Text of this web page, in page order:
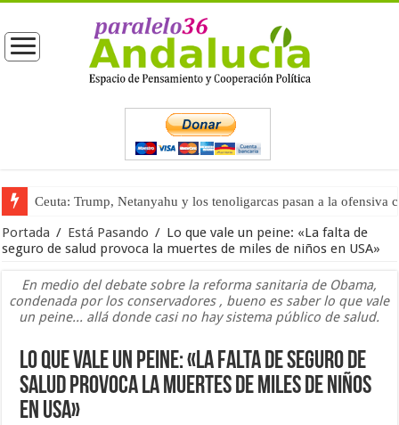
Ceuta: Trump, Netanyahu y los tenoligarcas pasan a la ofensiva
La masificación turística (tercera parte)
Portada / Está Pasando / Lo que vale un peine: «La falta de
seguro de salud provoca la muertes de miles de niños en USA»
En medio del debate sobre la reforma sanitaria de Obama,
condenada por los conservadores , bueno es saber lo que vale
un peine... allá donde casi no hay sistema público de salud.
Lo que vale un peine: «La falta de seguro de
salud provoca la muertes de miles de niños
en USA»